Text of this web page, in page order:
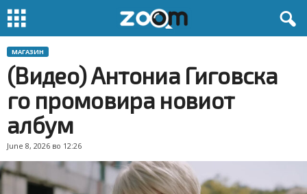
МАГАЗИН
(Видео) Антониа Гиговска
го промовира новиот
албум
June 8, 2026 во 12:26